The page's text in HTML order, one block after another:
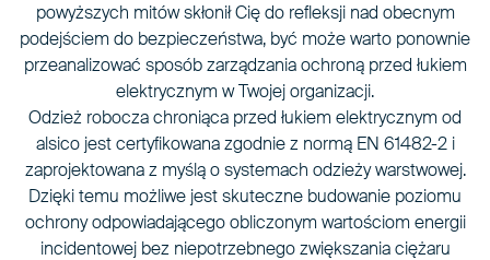
powyższych mitów skłonił Cię do refleksji nad obecnym
podejściem do bezpieczeństwa, być może warto ponownie
przeanalizować sposób zarządzania ochroną przed łukiem
elektrycznym w Twojej organizacji.
Odzież robocza chroniąca przed łukiem elektrycznym od
alsico jest certyfikowana zgodnie z normą EN 61482-2 i
zaprojektowana z myślą o systemach odzieży warstwowej.
Dzięki temu możliwe jest skuteczne budowanie poziomu
ochrony odpowiadającego obliczonym wartościom energii
incidentowej bez niepotrzebnego zwiększania ciężaru